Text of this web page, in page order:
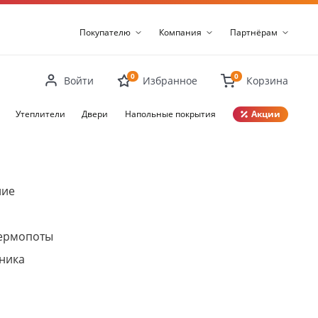
Покупателю Компания Партнёрам
Войти 0 Избранное 0 Корзина
Утеплители Двери Напольные покрытия Акции